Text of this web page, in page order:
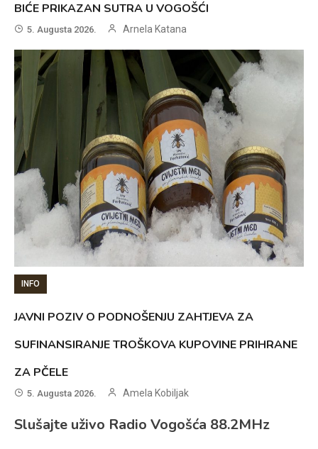
BIĆE PRIKAZAN SUTRA U VOGOŠĆI
5. Augusta 2026. Arnela Katana
INFO
JAVNI POZIV O PODNOŠENJU ZAHTJEVA ZA
SUFINANSIRANJE TROŠKOVA KUPOVINE PRIHRANE
ZA PČELE
5. Augusta 2026. Amela Kobiljak
Slušajte uživo Radio Vogošća 88.2MHz